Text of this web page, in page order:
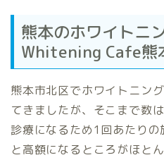
熊本のホワイトニ
Whitening Cafe熊
熊本市北区でホワイトニン
てきましたが、そこまで数
診療になるため1回あたり
と高額になるところがほとん